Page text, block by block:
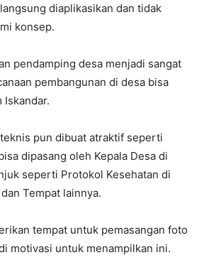
diaplikasikan dan tidak
konsep.
pendamping desa menjadi sangat
pembangunan di desa bisa
Iskandar.
pun dibuat atraktif seperti
dipasang oleh Kepala Desa di
seperti Protokol Kesehatan di
Tempat lainnya.
tempat untuk pemasangan foto
motivasi untuk menampilkan ini.